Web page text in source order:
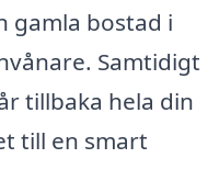
gamla bostad i
Samtidigt
tillbaka hela din
till en smart